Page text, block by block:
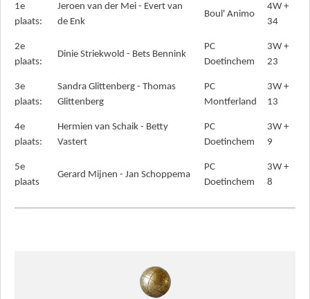
1e
plaats:
Jeroen van der Mei - Evert van
de Enk
Boul' Animo
4W +
34
2e
plaats:
Dinie Striekwold - Bets Bennink
PC
Doetinchem
3W +
23
3e
plaats:
Sandra Glittenberg - Thomas
Glittenberg
PC
Montferland
3W +
13
4e
plaats:
Hermien van Schaik - Betty
Vastert
PC
Doetinchem
3W +
9
5e
plaats
Gerard Mijnen - Jan Schoppema
PC
Doetinchem
3W +
8